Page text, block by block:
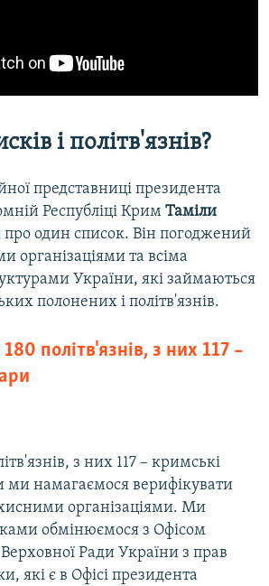
і політв'язнів?
представниці президента
Республіці Крим Таміли
про один список. Він погоджений
організаціями та всіма
України, які займаються
полонених і політв'язнів.
політв'язнів, з них 117 –
з них 117 – кримські
ми намагаємося верифікувати
організаціями. Ми
обмінюємося з Офісом
Ради України з прав
які є в Офісі президента